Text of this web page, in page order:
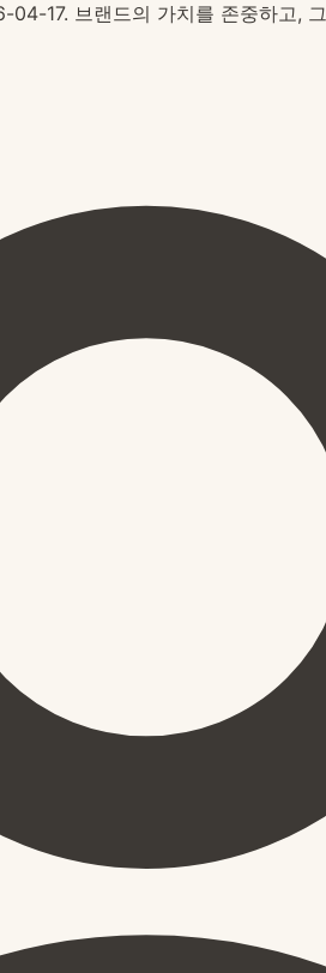
17. 브랜드의 가치를 존중하고,